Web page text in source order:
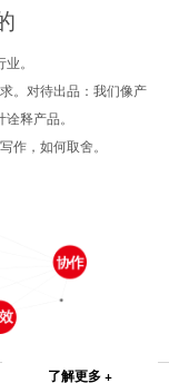
。
。对待出品：我们像产
释产品。
作，如何取舍。
了解更多 +